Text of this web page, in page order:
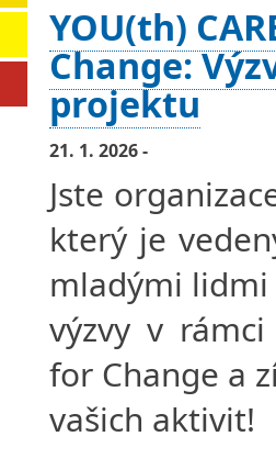
YOU(th)
Change:
projektu
21. 1. 2026 -
Jste
který je
mladými lidmi
výzvy v rámci
for Change a
vašich aktivit!